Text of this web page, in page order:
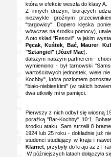
która w efekcie weszła do klasy A.
Z innych drużyn, biorących
niezwykle groźnym
"targowicy". Dopiero klęska
wówczas na środku pomocy),
A oto skład "Resovii", w jakim
Pęcak ,Kuśtek Bać, Maurer,
"Sztangiel" (Józef Mac).
dalszym naszym partnerem -
wymieniono - był tarnowski
wartościowych jednostek, wiele
Kochby", która poziomem
"biało-niebieskimi" (w takich
dwa utkwiły mi w pamięci.
Pierwszy z nich odbył się wiosną
porażką "Bar-Kochby" 10:1.
środku ataku. Sam strzelił 8
1924 lub 25 roku - dokładnie już
studenci studiujący w kraju i
Klarnet , przybyły do kraju aż z
W późniejszych latach dołączyła